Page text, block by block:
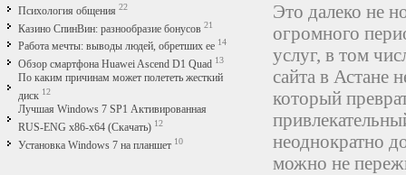
Психология общения 22
Казино СпинВин: разнообразие бонусов 21
Работа мечты: выводы людей, обретших ее 14
Обзор смартфона Huawei Ascend D1 Quad 13
По каким причинам может полететь жесткий
диск 12
Лучшая Windows 7 SP1 Активированная
RUS-ENG x86-x64 (Скачать) 12
Установка Windows 7 на планшет 10
Это далеко не
огромного
услуг, в том
сайта в Астане
который
неоднократно
можно не